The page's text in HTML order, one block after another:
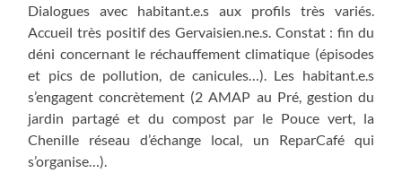
Dialogues avec habitant.e.s aux profils très variés.
Accueil très positif des Gervaisien.ne.s. Constat : fin du
déni concernant le réchauffement climatique (épisodes
et pics de pollution, de canicules…). Les habitant.e.s
s’engagent concrètement (2 AMAP au Pré, gestion du
jardin partagé et du compost par le Pouce vert, la
Chenille réseau d’échange local, un ReparCafé qui
s’organise…).